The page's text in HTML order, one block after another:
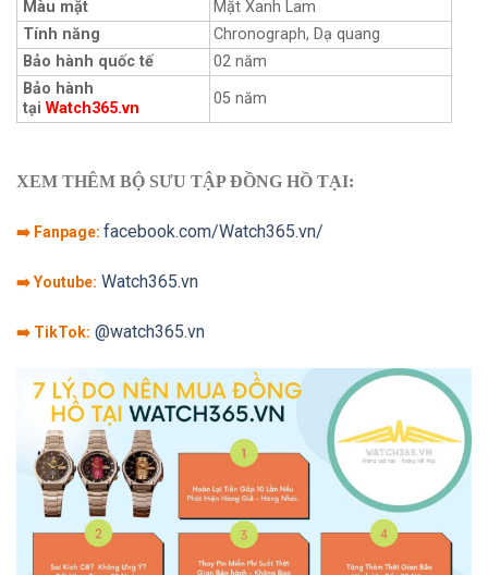
Màu mặt
Mặt Xanh Lam
Tính năng
Chronograph, Dạ quang
Bảo hành quốc tế
02 năm
Bảo hành
tại Watch365.vn
05 năm
XEM THÊM BỘ SƯU TẬP ĐỒNG HỒ TẠI:
➡️ Fanpage: facebook.com/Watch365.vn/
➡️ Youtube: Watch365.vn
➡️ TikTok: @watch365.vn